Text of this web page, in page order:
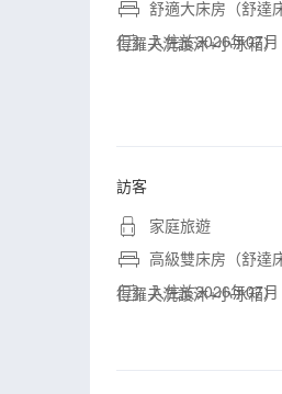
舒適大床房（舒達
得羅夫洗護沐+小冰箱）
入住於2026年07月
訪客
家庭旅遊
高級雙床房（舒達
得羅夫洗護沐+小冰箱）
入住於2026年07月